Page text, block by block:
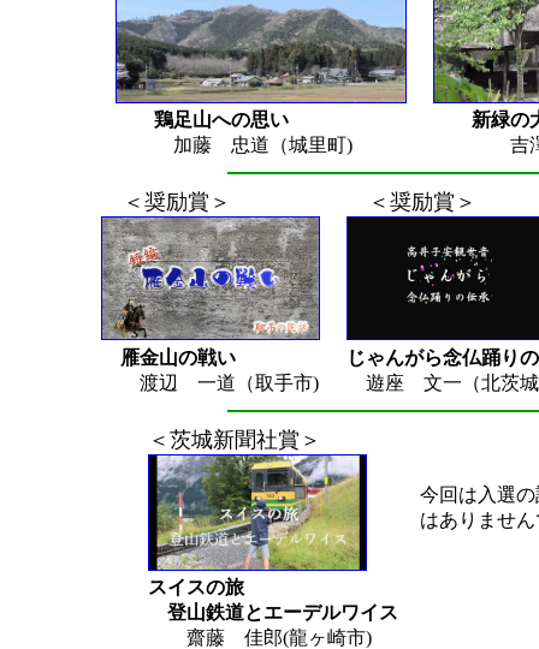
鶏足山への思い
加藤 忠道（城里町)
新緑の
吉澤
＜奨励賞＞ ＜奨励賞＞
雁金山の戦い
渡辺 一道（取手市)
じゃんがら念仏踊り
遊座 文一（北茨
＜茨城新聞社賞＞
今回は入選
はありませ
スイスの旅
登山鉄道とエーデルワイス
齋藤 佳郎(龍ヶ崎市)